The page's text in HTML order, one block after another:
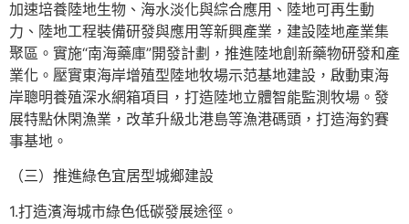
加速培養陸地生物、海水淡化與綜合應用、陸地可再生動
力、陸地工程裝備研發與應用等新興產業，建設陸地產業集
聚區。實施“南海藥庫”開發計劃，推進陸地創新藥物研發和產
業化。壓實東海岸增殖型陸地牧場示范基地建設，啟動東海
岸聰明養殖深水網箱項目，打造陸地立體智能監測牧場。發
展特點休閑漁業，改革升級北港島等漁港碼頭，打造海釣賽
事基地。
（三）推進綠色宜居型城鄉建設
1.打造濱海城市綠色低碳發展途徑。